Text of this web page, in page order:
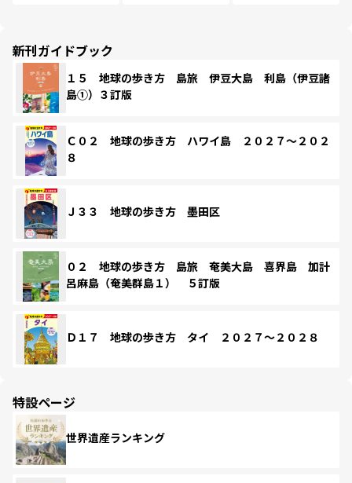
新刊ガイドブック
１５ 地球の歩き方 島旅 伊豆大島 利島（伊豆諸
島①）３訂版
Ｃ０２ 地球の歩き方 ハワイ島 ２０２７～２０２
８
Ｊ３３ 地球の歩き方 墨田区
０２ 地球の歩き方 島旅 奄美大島 喜界島 加計
呂麻島（奄美群島１） ５訂版
Ｄ１７ 地球の歩き方 タイ ２０２７～２０２８
特設ページ
世界遺産ランキング